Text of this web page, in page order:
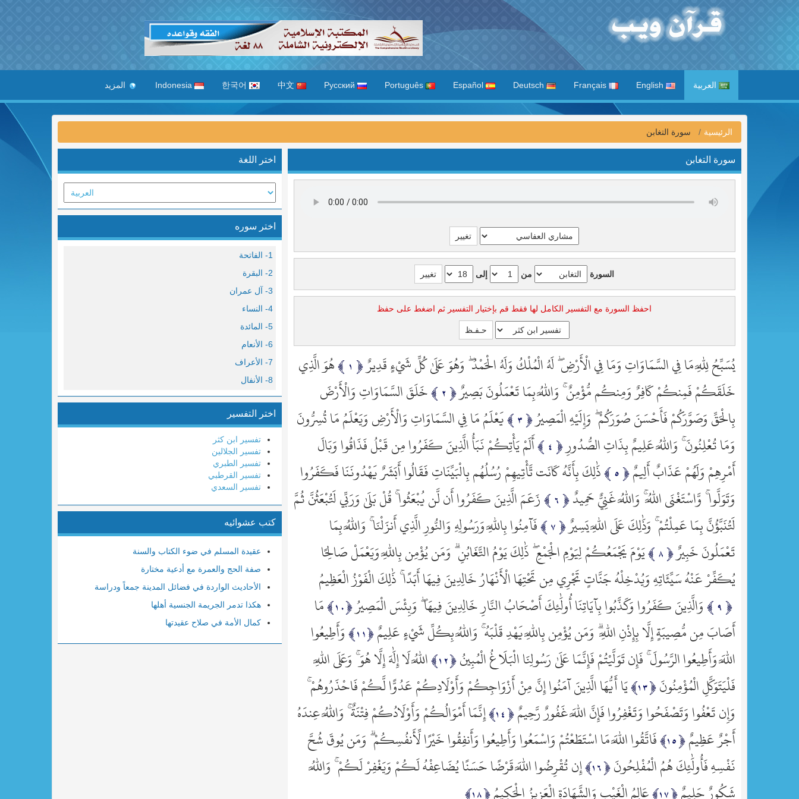
العربية المزيد
الرئيسية سورة التغابن
سورة التغابن
السورة من إلى
احفظ السورة مع التفسير الكامل لها فقط قم بإختيار التفسير ثم اضغط على حفظ
يُسَبِّحُ لِلَّهِ مَا فِي السَّمَاوَاتِ وَمَا فِي الْأَرْضِ ۖ لَهُ الْمُلْكُ وَلَهُ الْحَمْدُ ۖ وَهُوَ عَلَىٰ كُلِّ شَيْءٍ قَدِيرٌ
هُوَ الَّذِي
خَلَقَكُمْ فَمِنكُمْ كَافِرٌ وَمِنكُم مُّؤْمِنٌ ۚ وَاللَّهُ بِمَا تَعْمَلُونَ بَصِيرٌ
خَلَقَ السَّمَاوَاتِ وَالْأَرْضَ
بِالْحَقِّ وَصَوَّرَكُمْ فَأَحْسَنَ صُوَرَكُمْ ۖ وَإِلَيْهِ الْمَصِيرُ
يَعْلَمُ مَا فِي السَّمَاوَاتِ وَالْأَرْضِ وَيَعْلَمُ مَا تُسِرُّونَ
وَمَا تُعْلِنُونَ ۚ وَاللَّهُ عَلِيمٌ بِذَاتِ الصُّدُورِ
أَلَمْ يَأْتِكُمْ نَبَأُ الَّذِينَ كَفَرُوا مِن قَبْلُ فَذَاقُوا وَبَالَ
أَمْرِهِمْ وَلَهُمْ عَذَابٌ أَلِيمٌ
ذَٰلِكَ بِأَنَّهُ كَانَت تَّأْتِيهِمْ رُسُلُهُم بِالْبَيِّنَاتِ فَقَالُوا أَبَشَرٌ يَهْدُونَنَا فَكَفَرُوا
وَتَوَلَّوا ۚ وَّاسْتَغْنَى اللَّهُ ۚ وَاللَّهُ غَنِيٌّ حَمِيدٌ
زَعَمَ الَّذِينَ كَفَرُوا أَن لَّن يُبْعَثُوا ۚ قُلْ بَلَىٰ وَرَبِّي لَتُبْعَثُنَّ ثُمَّ
لَتُنَبَّؤُنَّ بِمَا عَمِلْتُمْ ۚ وَذَٰلِكَ عَلَى اللَّهِ يَسِيرٌ
فَآمِنُوا بِاللَّهِ وَرَسُولِهِ وَالنُّورِ الَّذِي أَنزَلْنَا ۚ وَاللَّهُ بِمَا
تَعْمَلُونَ خَبِيرٌ
يَوْمَ يَجْمَعُكُمْ لِيَوْمِ الْجَمْعِ ۖ ذَٰلِكَ يَوْمُ التَّغَابُنِ ۗ وَمَن يُؤْمِن بِاللَّهِ وَيَعْمَلْ صَالِحًا
يُكَفِّرْ عَنْهُ سَيِّئَاتِهِ وَيُدْخِلْهُ جَنَّاتٍ تَجْرِي مِن تَحْتِهَا الْأَنْهَارُ خَالِدِينَ فِيهَا أَبَدًا ۚ ذَٰلِكَ الْفَوْزُ الْعَظِيمُ
وَالَّذِينَ كَفَرُوا وَكَذَّبُوا بِآيَاتِنَا أُولَٰئِكَ أَصْحَابُ النَّارِ خَالِدِينَ فِيهَا ۖ وَبِئْسَ الْمَصِيرُ
مَا
أَصَابَ مِن مُّصِيبَةٍ إِلَّا بِإِذْنِ اللَّهِ ۗ وَمَن يُؤْمِن بِاللَّهِ يَهْدِ قَلْبَهُ ۚ وَاللَّهُ بِكُلِّ شَيْءٍ عَلِيمٌ
وَأَطِيعُوا
اللَّهَ وَأَطِيعُوا الرَّسُولَ ۚ فَإِن تَوَلَّيْتُمْ فَإِنَّمَا عَلَىٰ رَسُولِنَا الْبَلَاغُ الْمُبِينُ
اللَّهُ لَا إِلَٰهَ إِلَّا هُوَ ۚ وَعَلَى اللَّهِ
فَلْيَتَوَكَّلِ الْمُؤْمِنُونَ
يَا أَيُّهَا الَّذِينَ آمَنُوا إِنَّ مِنْ أَزْوَاجِكُمْ وَأَوْلَادِكُمْ عَدُوًّا لَّكُمْ فَاحْذَرُوهُمْ ۚ
وَإِن تَعْفُوا وَتَصْفَحُوا وَتَغْفِرُوا فَإِنَّ اللَّهَ غَفُورٌ رَّحِيمٌ
إِنَّمَا أَمْوَالُكُمْ وَأَوْلَادُكُمْ فِتْنَةٌ ۚ وَاللَّهُ عِندَهُ
أَجْرٌ عَظِيمٌ
فَاتَّقُوا اللَّهَ مَا اسْتَطَعْتُمْ وَاسْمَعُوا وَأَطِيعُوا وَأَنفِقُوا خَيْرًا لِّأَنفُسِكُمْ ۗ وَمَن يُوقَ شُحَّ
نَفْسِهِ فَأُولَٰئِكَ هُمُ الْمُفْلِحُونَ
إِن تُقْرِضُوا اللَّهَ قَرْضًا حَسَنًا يُضَاعِفْهُ لَكُمْ وَيَغْفِرْ لَكُمْ ۚ وَاللَّهُ
شَكُورٌ حَلِيمٌ
عَالِمُ الْغَيْبِ وَالشَّهَادَةِ الْعَزِيزُ الْحَكِيمُ
اختر اللغة
اختر سوره
1- الفاتحة
2- البقرة
3- آل عمران
4- النساء
5- المائدة
6- الأنعام
7- الأعراف
8- الأنفال
9- التوبة
10- يونس
12- يوسف
14- إبراهيم
15- الحجر
16- النحل
اختر التفسير
تفسير ابن كثر
تفسير الجلالين
تفسير الطبري
تفسير القرطبي
تفسير السعدي
كتب عشوائيه
عقيدة المسلم في ضوء الكتاب والسنة
صفة الحج والعمرة مع أدعية مختارة
الأحاديث الواردة في فضائل المدينة جمعاً ودراسة
هكذا تدمر الجريمة الجنسية أهلها
كمال الأمة في صلاح عقيدتها